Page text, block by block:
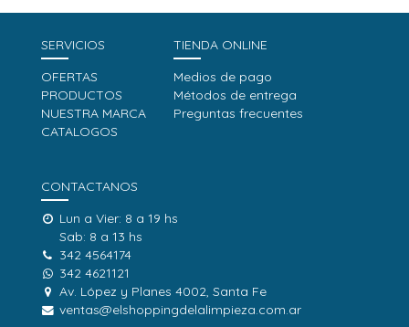
SERVICIOS
OFERTAS
PRODUCTOS
NUESTRA MARCA
CATALOGOS
TIENDA ONLINE
Medios de pago
Métodos de entrega
Preguntas frecuentes
CONTACTANOS
Lun a Vier: 8 a 19 hs
Sab: 8 a 13 hs
342 4564174
342 4621121
Av. López y Planes 4002, Santa Fe
ventas@elshoppingdelalimpieza.com.ar